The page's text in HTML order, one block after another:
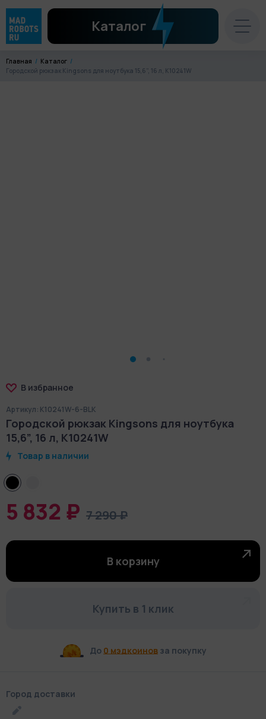
Каталог
Главная
Каталог
Городской рюкзак Kingsons для ноутбука 15,6”, 16 л, K10241W
В избранное
Артикул: K10241W-6-BLK
Городской рюкзак Kingsons для ноутбука
15,6”, 16 л, K10241W
Товар в наличии
5 832 ₽ 7 290 ₽
В корзину
Купить в 1 клик
До 0 мэдкоиновза покупку
Город доставки